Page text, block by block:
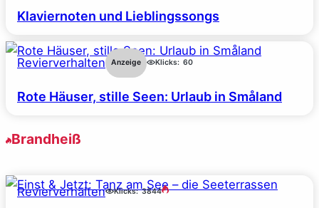
Klaviernoten und Lieblingssongs
Revierverhalten Anzeige Klicks: 60
Rote Häuser, stille Seen: Urlaub in Småland
Brandheiß
Revierverhalten Klicks: 3844